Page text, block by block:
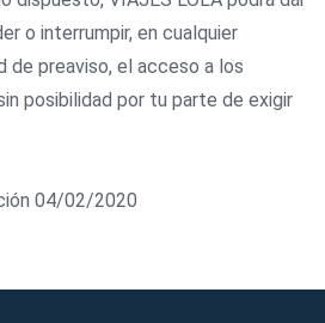
o interrumpir, en cualquier
de preaviso, el acceso a los
posibilidad por tu parte de exigir
04/02/2020